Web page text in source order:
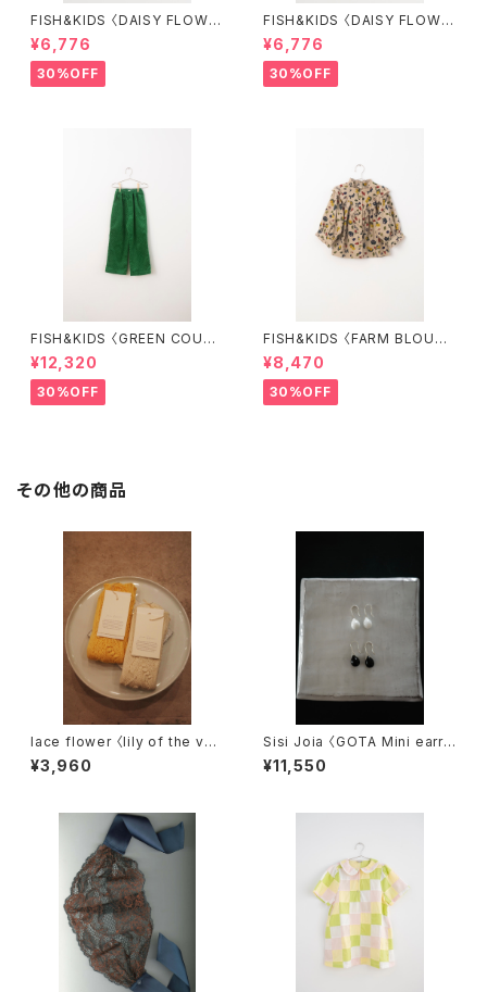
FISH&KIDS 〈DAISY FLOWE
R SHORT〉
¥6,776
30%OFF
FISH&KIDS 〈DAISY FLOWE
R SHIRT〉
¥6,776
30%OFF
FISH&KIDS 〈GREEN COURD
ORY〉
¥12,320
30%OFF
FISH&KIDS 〈FARM BLOUS
E〉
¥8,470
30%OFF
その他の商品
lace flower 〈lily of the vall
ey〉
¥3,960
Sisi Joia 〈GOTA Mini earrin
g〉
¥11,550